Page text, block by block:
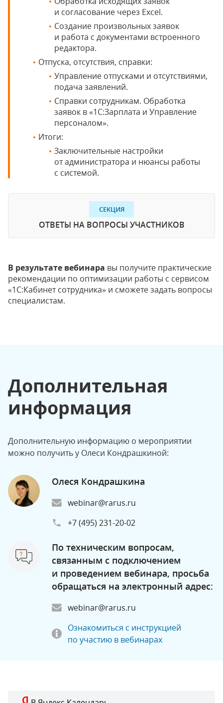
и согласование через Excel.
Создание произвольных заявок
и работа с документами встроенного
редактора.
Отпуска, отсутствия, справки:
Управление отпусками и отсутствиями,
подача заявлений.
Справки сотрудникам. Обработка
заявок в «1С:Зарплата и Управление
персоналом».
Итоги:
Заключительные настройки
от администратора и нюансы работы
с системой.
СЕКЦИЯ
ОТВЕТЫ НА ВОПРОСЫ УЧАСТНИКОВ
В результате вебинара вы получите практические
рекомендации по оптимизации работы с сервисом
«1С:Кабинет сотрудника» и сможете задать вопросы
специалистам.
Дополнительная
информация
Дополнительную информацию о мероприятии
можно получить у Олеси Кондрашкиной:
Олеся Кондрашкина
webinar@rarus.ru
+7 (495) 231-20-02
По техническим вопросам,
связанным с подключением
и проведением вебинара, просьба
обращаться на электронный адрес:
webinar@rarus.ru
Ознакомиться с инструкцией
по участию в вебинарах